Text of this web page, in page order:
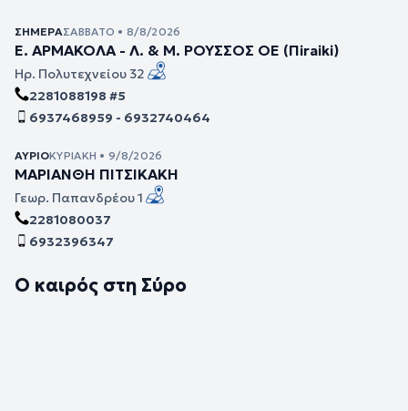
ΣΉΜΕΡΑΣΆΒΒΑΤΟ • 8/8/2026
Ε. ΑΡΜΑΚΟΛΑ - Λ. & Μ. ΡΟΥΣΣΟΣ ΟΕ (Πiraiki)
Ηρ. Πολυτεχνείου 32
2281088198 #5
6937468959 - 6932740464
ΑΎΡΙΟΚΥΡΙΑΚΉ • 9/8/2026
ΜΑΡΙΑΝΘΗ ΠΙΤΣΙΚΑΚΗ
Γεωρ. Παπανδρέου 1
2281080037
6932396347
Ο καιρός στη Σύρο